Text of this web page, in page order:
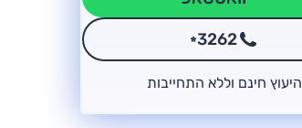
*3262
היעוץ חינם וללא התחייבות